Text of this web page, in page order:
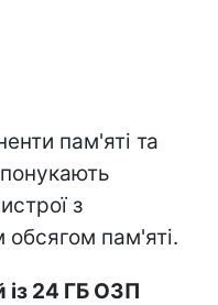
пам'яті та
з
пам'яті.
із 24 ГБ ОЗП